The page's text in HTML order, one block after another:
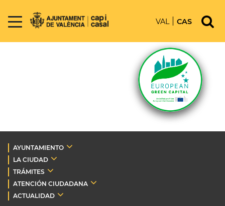
VAL CAS
AYUNTAMIENTO
LA CIUDAD
TRÁMITES
ATENCIÓN CIUDADANA
ACTUALIDAD